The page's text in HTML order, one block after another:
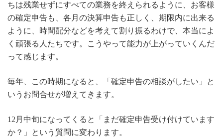
ちは残業せずにすべての業務を終えられるように、お客様
の確定申告も、各月の決算申告も正しく、期限内に出来る
ように、時間配分などを考えて割り振るわけで、本当によ
く頑張る人たちです。こうやって能力が上がっていくんだ
って感じます。
毎年、この時期になると、「確定申告の相談がしたい」と
いうお問合せが増えてきます。
12月中旬になってくると「まだ確定申告受け付けています
か？」という質問に変わります。